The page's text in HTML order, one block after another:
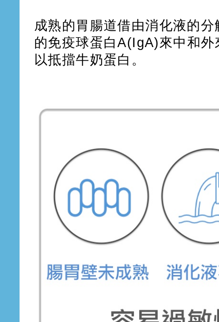
成熟的胃腸道借由消化液的
的免疫球蛋白A(IgA)來中和
以抵擋牛奶蛋白。